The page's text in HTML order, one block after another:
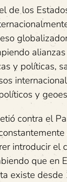
de los
y políticas,
y
contra el
introducir el
que en
existe desde